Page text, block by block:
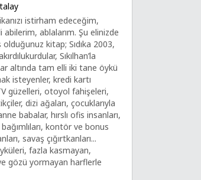
istirham edeceğim,
abilerim, ablalarım. Şu elinizde
kitap; Sıdıka 2003,
Sıkılhan’la
altında tam elli iki tane öykü
isteyenler, kredi kartı
güzelleri, otoyol fahişeleri,
dizi ağaları, çocuklarıyla
babalar, hırslı ofis insanları,
kontör ve bonus
savaş çığırtkanları...
fazla kasmayan,
gözü yormayan harflerle